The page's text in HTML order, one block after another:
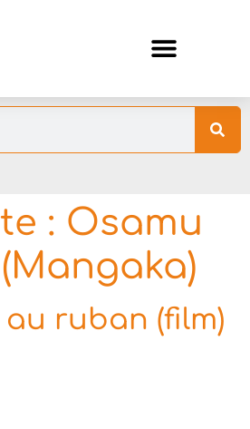
: Osamu
au ruban (film)